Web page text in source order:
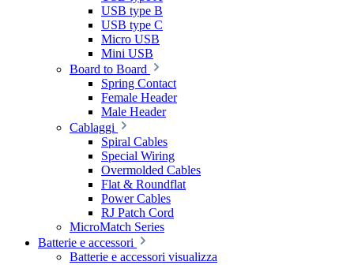
USB type B
USB type C
Micro USB
Mini USB
Board to Board
Spring Contact
Female Header
Male Header
Cablaggi
Spiral Cables
Special Wiring
Overmolded Cables
Flat & Roundflat
Power Cables
RJ Patch Cord
MicroMatch Series
Batterie e accessori
Batterie e accessori visualizza